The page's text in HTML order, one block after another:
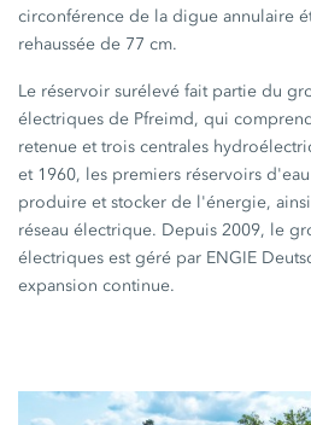
circonférence de la digue annulaire
rehaussée de 77 cm.
Le réservoir surélevé fait partie du
électriques de Pfreimd, qui
retenue et trois centrales
et 1960, les premiers réservoirs
produire et stocker de l'énergie,
réseau électrique. Depuis 2009, le
électriques est géré par ENGIE
expansion continue.